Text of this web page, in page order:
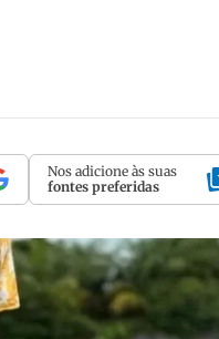
Nos adicione às suas
fontes preferidas